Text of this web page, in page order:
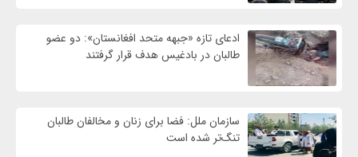
ادعای تازه «جبهه متحد افغانستان»: دو عضو
طالبان در بادغیس هدف قرار گرفتند
سازمان ملل: فضا برای زنان و مخالفان طالبان
تنگ‌تر شده است